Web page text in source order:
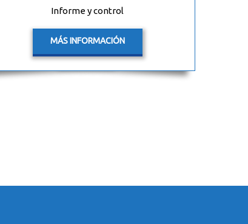
Informe y control
MÁS INFORMACIÓN